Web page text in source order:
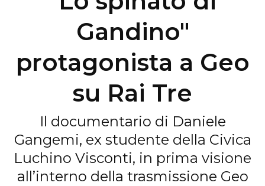
Gandino"
protagonista a Geo
su Rai Tre
Il documentario di Daniele
Gangemi, ex studente della Civica
Luchino Visconti, in prima visione
all’interno della trasmissione Geo